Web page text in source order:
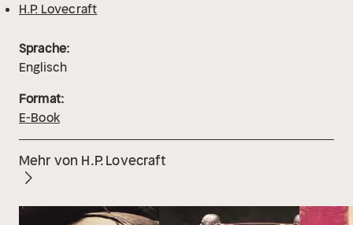
H.P. Lovecraft
Sprache:
Englisch
Format:
E-Book
Mehr von H.P. Lovecraft